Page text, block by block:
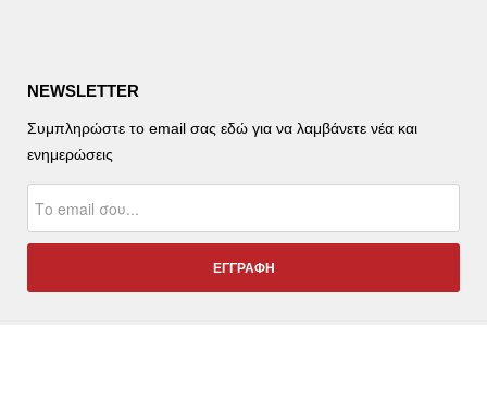
NEWSLETTER
Συμπληρώστε το email σας εδώ για να λαμβάνετε νέα και
ενημερώσεις